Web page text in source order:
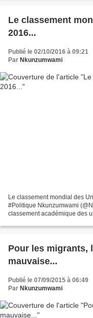
Le classement
2016...
Publié le 02/10/2016 à 09:21
Par Nkunzumwami
Le classement mondial des
#Politique Nkunzumwami
classement académique des
Pour les migrants,
mauvaise...
Publié le 07/09/2015 à 06:49
Par Nkunzumwami